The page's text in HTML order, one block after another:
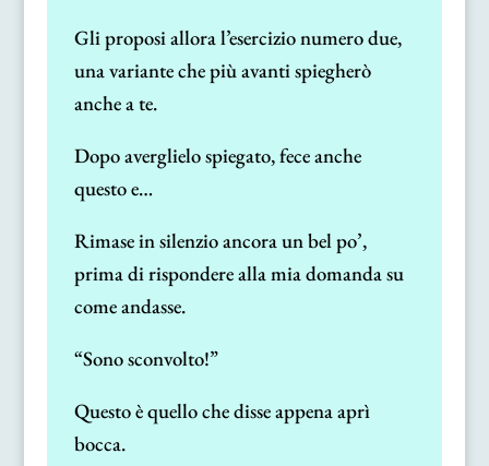
Gli proposi allora l’esercizio numero due,
una variante che più avanti spiegherò
anche a te.
Dopo averglielo spiegato, fece anche
questo e…
Rimase in silenzio ancora un bel po’,
prima di rispondere alla mia domanda su
come andasse.
“Sono sconvolto!”
Questo è quello che disse appena aprì
bocca.